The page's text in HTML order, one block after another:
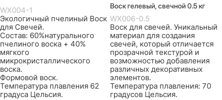
WX004-1
Экологичный пчелиный Воск
для Свечей.
Состав: 60%натурального
пчелиного воска + 40%
мягкого
микрокристаллического
воска.
Формовой воск.
Температура плавления 62
градуса Цельсия.
Воск гелевый, свечной 0.5 кг
WX006-0.5
Воск для свечей. Уникальный
материал для создания
свечей, который отличается
прозрачной текстурой и
возможностью добавления
различных декоративных
элементов.
Температура плавления: 70
градусов Цельсия.